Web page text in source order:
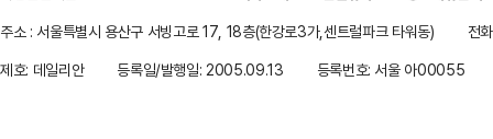
주소 : 서울특별시 용산구 서빙고로 17, 18층(한강로3가,센트럴파크 타워동)
전
제호: 데일리안
등록일/발행일: 2005.09.13 등록번호: 서울 아00055